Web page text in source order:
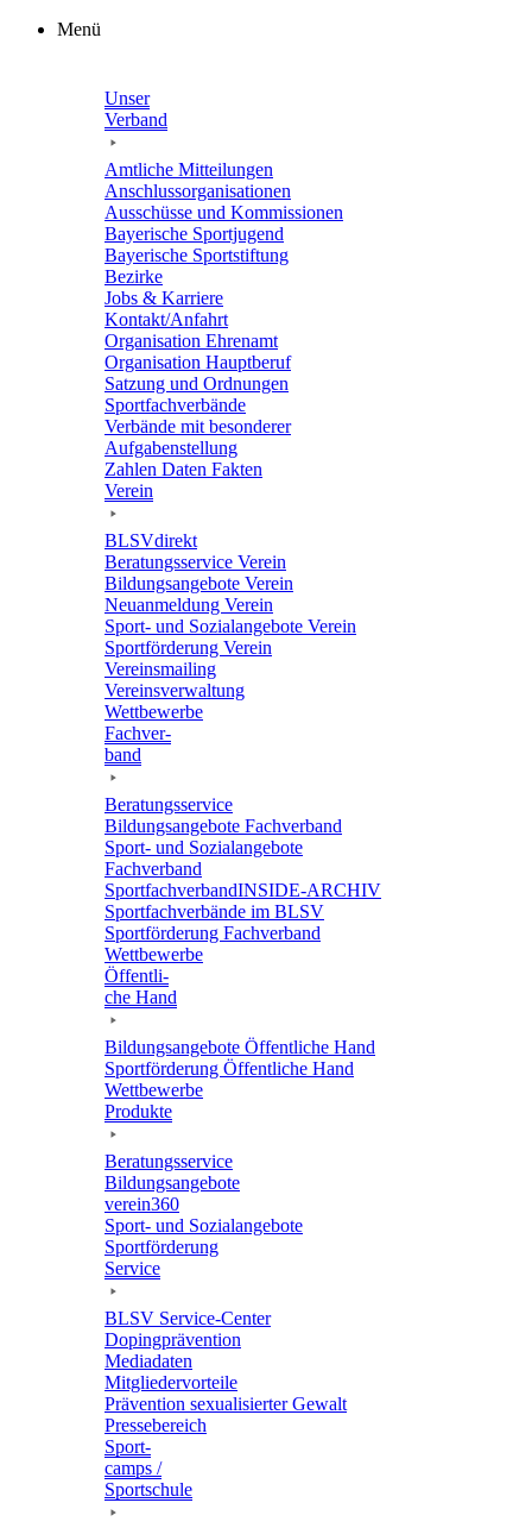
Zum
Menü
Unser
Verband
Amtli­che Mitteilungen
Anschluss­or­ga­ni­sa­tio­nen
Ausschüsse und Kommissionen
Baye­ri­sche Sportjugend
Baye­ri­sche Sportstiftung
Bezirke
Jobs & Karriere
Kontakt/​​Anfahrt
Orga­ni­sa­tion Ehrenamt
Orga­ni­sa­tion Hauptberuf
Satzung und Ordnungen
Sport­fach­ver­bände
Verbände mit beson­de­rer
Aufgabenstellung
Zahlen Daten Fakten
Verein
BLSVdi­rekt
Bera­tungs­ser­vice Verein
Bildungs­an­ge­bote Verein
Neuan­mel­dung Verein
Sport- und Sozi­al­an­ge­bote Verein
Sport­för­de­rung Verein
Vereins­mai­ling
Vereins­ver­wal­tung
Wett­be­werbe
Fach­ver­
band
Bera­tungs­ser­vice
Bildungs­an­ge­bote Fachverband
Sport- und Sozi­al­an­ge­bote
Fachverband
Sport­fach­ver­ban­d­IN­SIDE-ARCHIV
Sport­fach­ver­bände im BLSV
Sport­för­de­rung Fachverband
Wett­be­werbe
Öffent­li­
che Hand
Bildungs­an­ge­bote Öffent­li­che Hand
Sport­för­de­rung Öffent­li­che Hand
Wett­be­werbe
Produkte
Bera­tungs­ser­vice
Bildungs­an­ge­bote
verein360
Sport- und Sozialangebote
Sport­för­de­rung
Service
BLSV Service-Center
Doping­prä­ven­tion
Media­da­ten
Mitglie­der­vor­teile
Präven­tion sexua­li­sier­ter Gewalt
Pres­se­be­reich
Sport­
camps /
Sportschule